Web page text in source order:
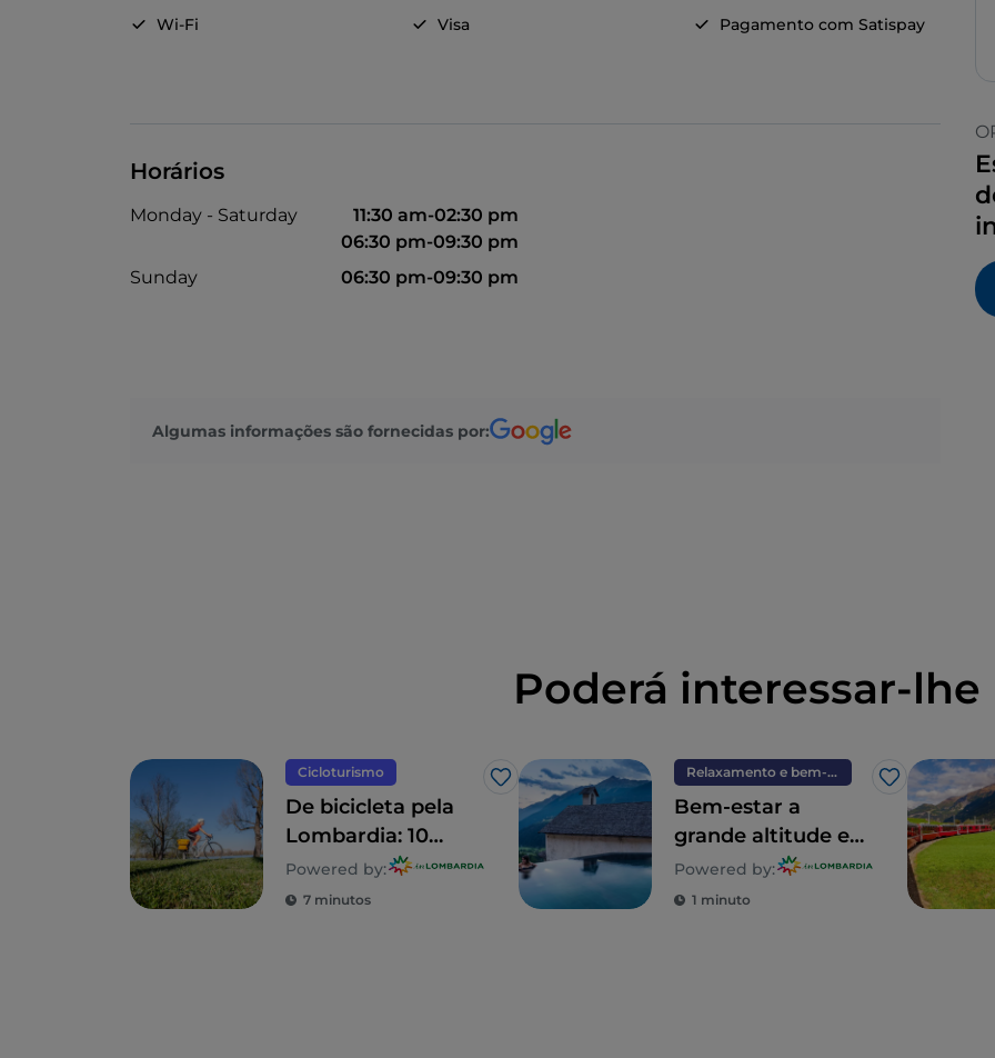
Wi-Fi Visa Pagamento com Satispay
Horários
Monday - Saturday
11:30 am-02:30 pm
06:30 pm-09:30 pm
Sunday
06:30 pm-09:30 pm
Algumas informações são fornecidas por:
Poderá interessar-lhe
Cicloturismo
Gosto
De bicicleta pela
Lombardia: 10
itinerários em
família
Powered by:
7 minutos
Relaxamento e bem-estar
Gosto
Bem-estar a
grande altitude em
Valtellina
Powered by:
1 minuto